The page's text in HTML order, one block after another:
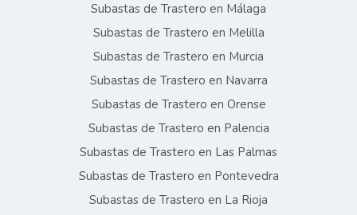
Subastas de Trastero en Málaga
Subastas de Trastero en Melilla
Subastas de Trastero en Murcia
Subastas de Trastero en Navarra
Subastas de Trastero en Orense
Subastas de Trastero en Palencia
Subastas de Trastero en Las Palmas
Subastas de Trastero en Pontevedra
Subastas de Trastero en La Rioja